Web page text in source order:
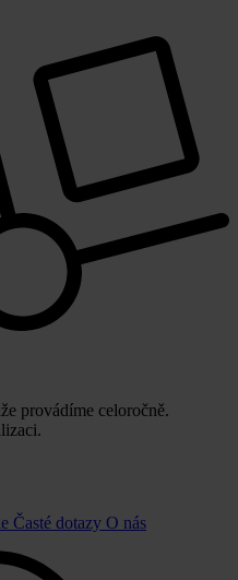
provádíme celoročně.
Časté dotazy O nás